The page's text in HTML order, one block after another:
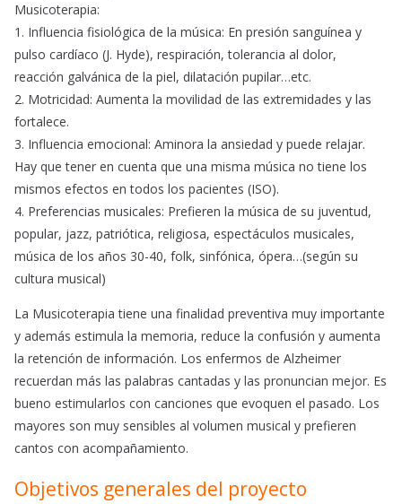
Musicoterapia:
1. Influencia fisiológica de la música: En presión sanguínea y
pulso cardíaco (J. Hyde), respiración, tolerancia al dolor,
reacción galvánica de la piel, dilatación pupilar…etc.
2. Motricidad: Aumenta la movilidad de las extremidades y las
fortalece.
3. Influencia emocional: Aminora la ansiedad y puede relajar.
Hay que tener en cuenta que una misma música no tiene los
mismos efectos en todos los pacientes (ISO).
4. Preferencias musicales: Prefieren la música de su juventud,
popular, jazz, patriótica, religiosa, espectáculos musicales,
música de los años 30-40, folk, sinfónica, ópera…(según su
cultura musical)
La Musicoterapia tiene una finalidad preventiva muy importante
y además estimula la memoria, reduce la confusión y aumenta
la retención de información. Los enfermos de Alzheimer
recuerdan más las palabras cantadas y las pronuncian mejor. Es
bueno estimularlos con canciones que evoquen el pasado. Los
mayores son muy sensibles al volumen musical y prefieren
cantos con acompañamiento.
Objetivos generales del proyecto